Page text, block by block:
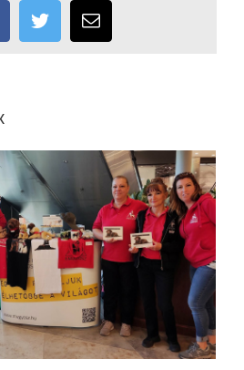
TwitterEmail: